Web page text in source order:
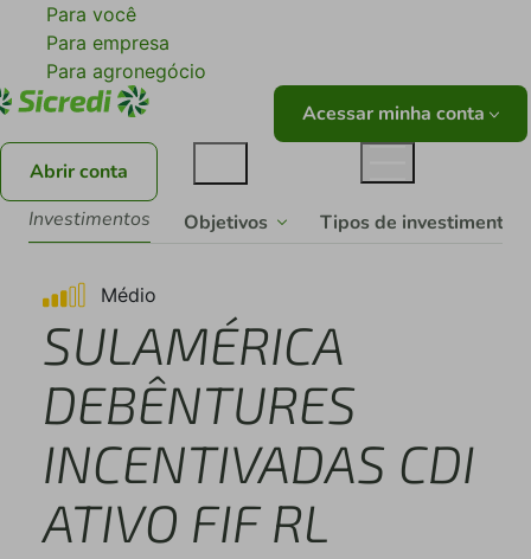
Para você
Para empresa
Para agronegócio
Acessar minha conta
Abrir conta
Investimentos
Objetivos Tipos de investimentos
Médio
SULAMÉRICA
DEBÊNTURES
INCENTIVADAS CDI
ATIVO FIF RL